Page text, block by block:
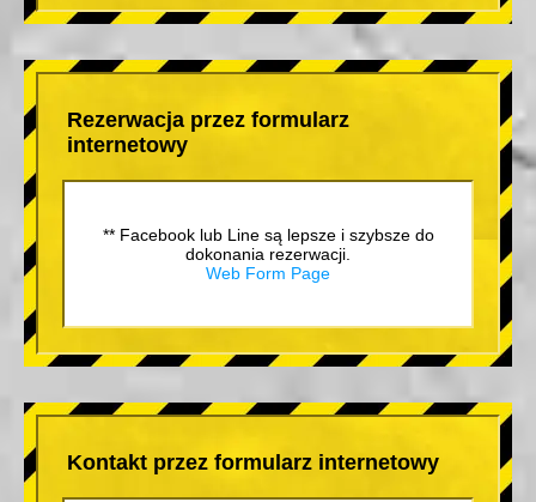
Rezerwacja przez formularz
internetowy
** Facebook lub Line są lepsze i szybsze do
dokonania rezerwacji.
Web Form Page
Kontakt przez formularz internetowy